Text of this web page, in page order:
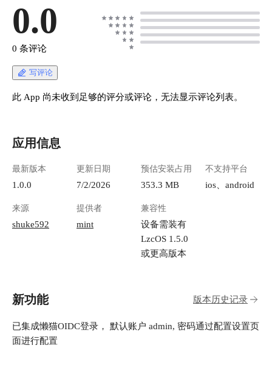
0.0
0 条评论
写评论
此 App 尚未收到足够的评分或评论，无法显示评论列表。
应用信息
最新版本
1.0.0
更新日期
7/2/2026
预估安装占用
353.3 MB
不支持平台
ios、android
来源
shuke592
提供者
mint
兼容性
设备需装有
LzcOS 1.5.0
或更高版本
新功能 版本历史记录
已集成懒猫OIDC登录， 默认账户 admin, 密码通过配置设置页
面进行配置